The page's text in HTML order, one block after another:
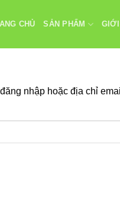
CHỦ SẢN PHẨM
nhập hoặc địa chỉ